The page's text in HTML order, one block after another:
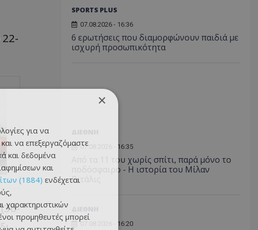
SPORTS PLUS
07.08.2026 - 16:36
6 ερωτήσεις που διαμορφώνουν παιδιά με
ισχυρή προσωπικότητα
07.08.2026 - 16:35
Από τα 11 του χωρίς σπίτι, παρά μόνο το
ποδόσφαιρο - Η ιστορία του Μίλαν
Βιτάλις
07.08.2026 - 16:20
×
για να
να επεξεργαζόμαστε
και δεδομένα
και
(1884) ενδέχεται
χαρακτηριστικών
προμηθευτές μπορεί